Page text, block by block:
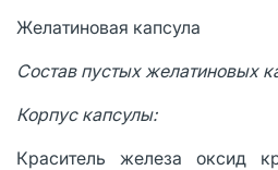
Желатиновая капсула
Состав пустых желатиновых
Корпус капсулы:
Краситель железа оксид